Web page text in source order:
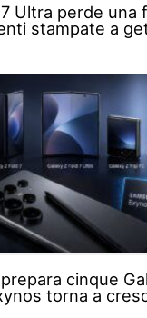
Ultra perde una
stampate a
cinque
torna a